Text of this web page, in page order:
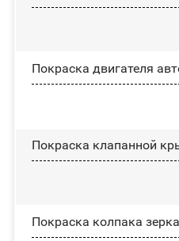
Покраска двигателя
Покраска клапанной
Покраска колпака